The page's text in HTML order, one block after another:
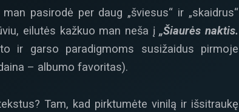
pasirodė per daug „šviesus“ ir „skaidrus“
eilutės kažkuo man neša į„Šiaurės naktis.
ir garso paradigmoms susižaidus pirmoje
– albumo favoritas).
Tam, kad pirktumėte vinilą ir išsitraukę